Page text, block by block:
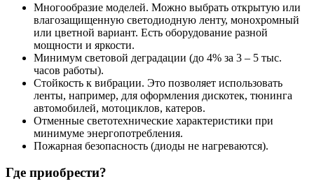
Многообразие моделей. Можно выбрать открытую или
влагозащищенную светодиодную ленту, монохромный
или цветной вариант. Есть оборудование разной
мощности и яркости.
Минимум световой деградации (до 4% за 3 – 5 тыс.
часов работы).
Стойкость к вибрации. Это позволяет использовать
ленты, например, для оформления дискотек, тюнинга
автомобилей, мотоциклов, катеров.
Отменные светотехнические характеристики при
минимуме энергопотребления.
Пожарная безопасность (диоды не нагреваются).
Где приобрести?